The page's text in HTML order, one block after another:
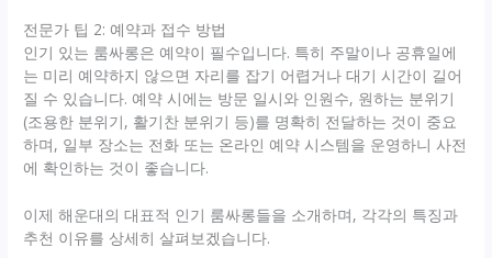
전문가 팁 2: 예약과 접수 방법
인기 있는 룸싸롱은 예약이 필수입니다. 특히 주말이나 공휴일에
는 미리 예약하지 않으면 자리를 잡기 어렵거나 대기 시간이 길어
질 수 있습니다. 예약 시에는 방문 일시와 인원수, 원하는 분위기
(조용한 분위기, 활기찬 분위기 등)를 명확히 전달하는 것이 중요
하며, 일부 장소는 전화 또는 온라인 예약 시스템을 운영하니 사전
에 확인하는 것이 좋습니다.
이제 해운대의 대표적 인기 룸싸롱들을 소개하며, 각각의 특징과
추천 이유를 상세히 살펴보겠습니다.